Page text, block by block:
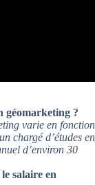
géomarketing ?
varie en fonction
chargé d’études en
d’environ 30
salaire en